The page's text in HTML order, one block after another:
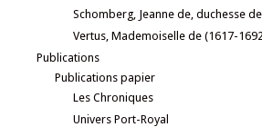
Schomberg, Jeanne de, duchesse
Vertus, Mademoiselle de (1617-
Publications
Publications papier
Les Chroniques
Univers Port-Royal